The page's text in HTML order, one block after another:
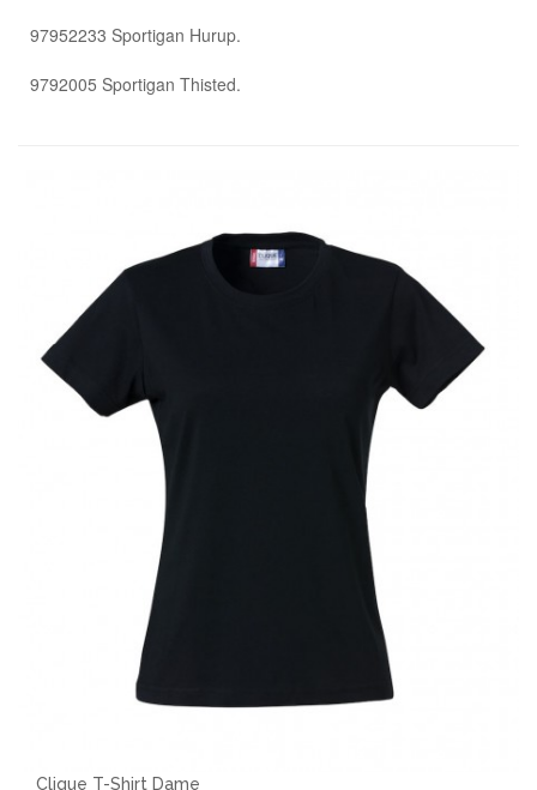
97952233 Sportigan Hurup.
9792005 Sportigan Thisted.
Clique T-Shirt Dame